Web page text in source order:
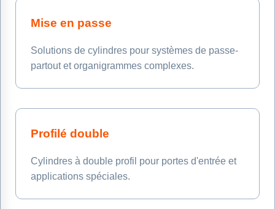
Mise en passe
Solutions de cylindres pour systèmes de passe-
partout et organigrammes complexes.
Profilé double
Cylindres à double profil pour portes d'entrée et
applications spéciales.